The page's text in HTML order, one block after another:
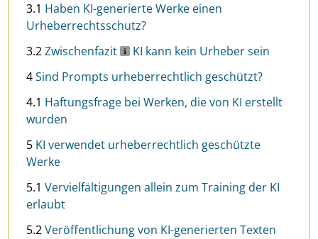
3.1 Haben KI-generierte Werke einen
Urheberrechtsschutz?
3.2Zwischenfazit
KI kann kein Urheber sein
4Sind Prompts urheberrechtlich geschützt?
4.1 Haftungsfrage bei Werken, die von KI erstellt
wurden
5 KI verwendet urheberrechtlich geschützte
Werke
5.1 Vervielfältigungen allein zum Training der KI
erlaubt
5.2Veröffentlichung von KI-generierten Texten